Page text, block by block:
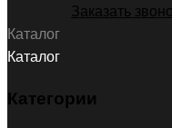
Заказать
Каталог
Каталог
Категории